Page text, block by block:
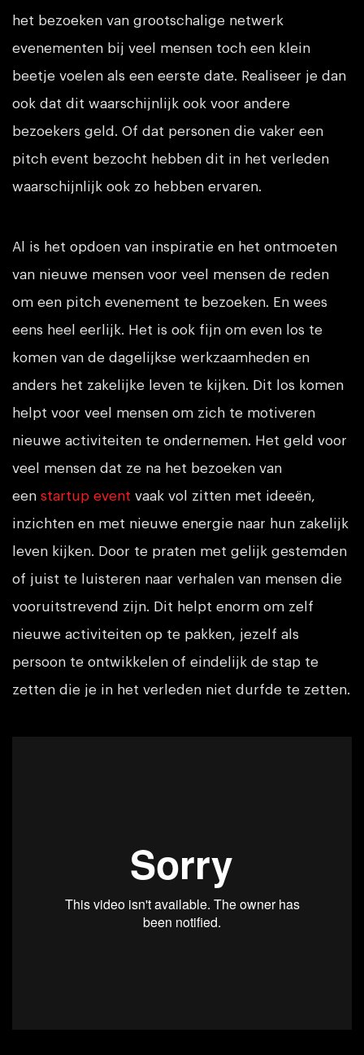
het bezoeken van grootschalige netwerk
evenementen bij veel mensen toch een klein
beetje voelen als een eerste date. Realiseer je dan
ook dat dit waarschijnlijk ook voor andere
bezoekers geld. Of dat personen die vaker een
pitch event bezocht hebben dit in het verleden
waarschijnlijk ook zo hebben ervaren.
Al is het opdoen van inspiratie en het ontmoeten
van nieuwe mensen voor veel mensen de reden
om een pitch evenement te bezoeken. En wees
eens heel eerlijk. Het is ook fijn om even los te
komen van de dagelijkse werkzaamheden en
anders het zakelijke leven te kijken. Dit los komen
helpt voor veel mensen om zich te motiveren
nieuwe activiteiten te ondernemen. Het geld voor
veel mensen dat ze na het bezoeken van
een startup event vaak vol zitten met ideeën,
inzichten en met nieuwe energie naar hun zakelijk
leven kijken. Door te praten met gelijk gestemden
of juist te luisteren naar verhalen van mensen die
vooruitstrevend zijn. Dit helpt enorm om zelf
nieuwe activiteiten op te pakken, jezelf als
persoon te ontwikkelen of eindelijk de stap te
zetten die je in het verleden niet durfde te zetten.